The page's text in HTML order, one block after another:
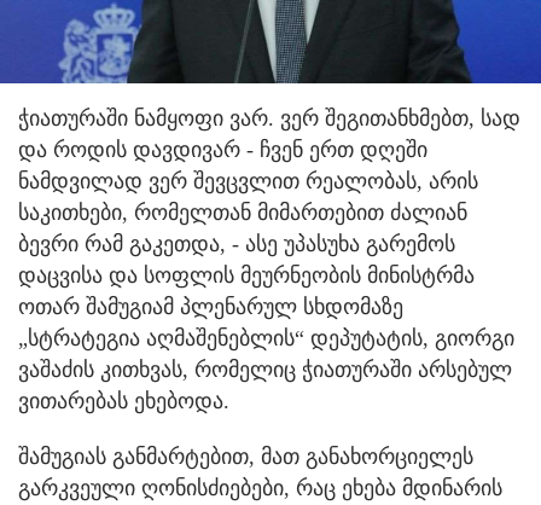
ჭიათურაში ნამყოფი ვარ. ვერ შეგითანხმებთ, სად
და როდის დავდივარ - ჩვენ ერთ დღეში
ნამდვილად ვერ შევცვლით რეალობას, არის
საკითხები, რომელთან მიმართებით ძალიან
ბევრი რამ გაკეთდა, - ასე უპასუხა გარემოს
დაცვისა და სოფლის მეურნეობის მინისტრმა
ოთარ შამუგიამ პლენარულ სხდომაზე
„სტრატეგია აღმაშენებლის“ დეპუტატის, გიორგი
ვაშაძის კითხვას, რომელიც ჭიათურაში არსებულ
ვითარებას ეხებოდა.
შამუგიას განმარტებით, მათ განახორციელეს
გარკვეული ღონისძიებები, რაც ეხება მდინარის